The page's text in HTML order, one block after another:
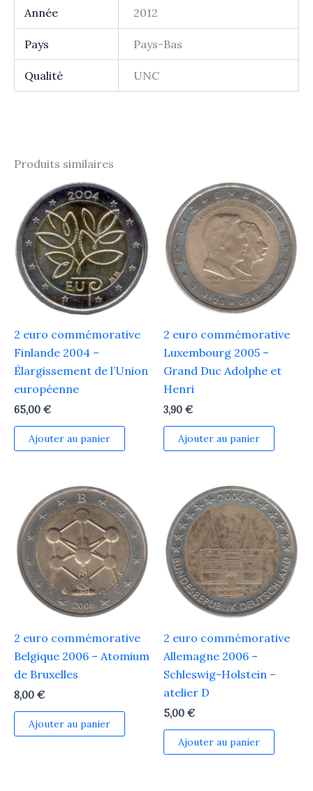
Année 2012
Pays Pays-Bas
Qualité UNC
Produits similaires
2 euro commémorative
Finlande 2004 –
Élargissement de l’Union
européenne
65,00 €
Ajouter au panier
2 euro commémorative
Luxembourg 2005 –
Grand Duc Adolphe et
Henri
3,90 €
Ajouter au panier
2 euro commémorative
Belgique 2006 – Atomium
de Bruxelles
8,00 €
Ajouter au panier
2 euro commémorative
Allemagne 2006 –
Schleswig-Holstein –
atelier D
5,00 €
Ajouter au panier